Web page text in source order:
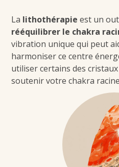
La lithothérapie est un
rééquilibrer le chakra
vibration unique qui peut
harmoniser ce centre
utiliser certains des
soutenir votre chakra